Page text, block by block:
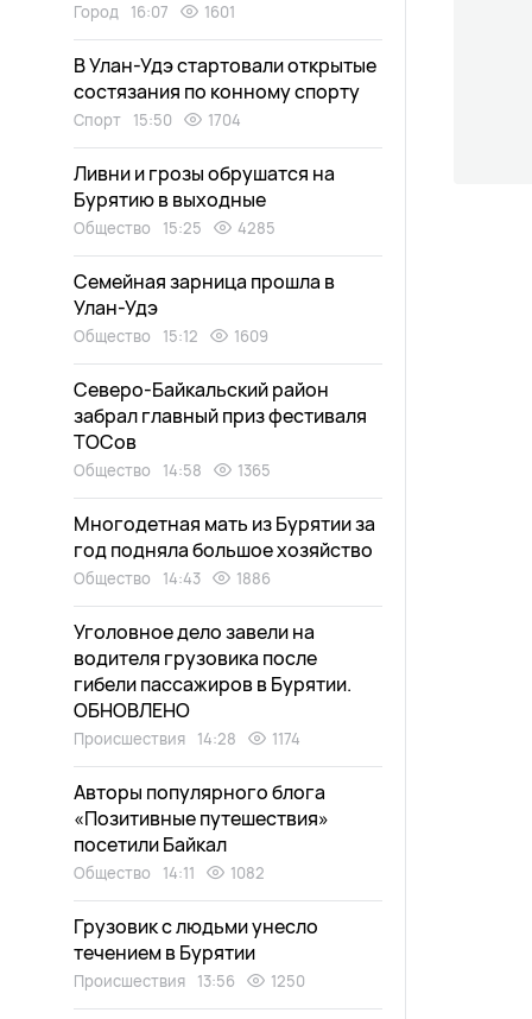
Город 16:07 1601
В Улан-Удэ стартовали открытые
состязания по конному спорту
Спорт 15:50 1704
Ливни и грозы обрушатся на
Бурятию в выходные
Общество 15:25 4285
Семейная зарница прошла в
Улан-Удэ
Общество 15:12 1609
Северо-Байкальский район
забрал главный приз фестиваля
ТОСов
Общество 14:58 1365
Многодетная мать из Бурятии за
год подняла большое хозяйство
Общество 14:43 1886
Уголовное дело завели на
водителя грузовика после
гибели пассажиров в Бурятии.
ОБНОВЛЕНО
Происшествия 14:28 1174
Авторы популярного блога
«Позитивные путешествия»
посетили Байкал
Общество 14:11 1082
Грузовик с людьми унесло
течением в Бурятии
Происшествия 13:56 1250